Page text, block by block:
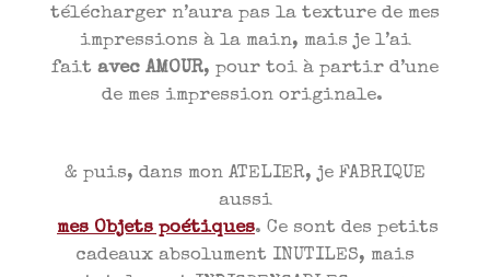
télécharger n’aura pas la texture de mes
impressions à la main, mais je l’ai
fait avec AMOUR, pour toi à partir d’une
de mes impression originale.
& puis, dans mon ATELIER, je FABRIQUE
aussi
mes Objets poétiques. Ce sont des petits
cadeaux absolument INUTILES, mais